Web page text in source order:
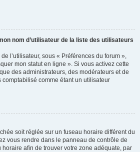
nom d’utilisateur de la liste des utilisateurs
l’utilisateur, sous « Préférences du forum »,
mon statut en ligne ». Si vous activez cette
des administrateurs, des modérateurs et de
comptabilisé comme étant un utilisateur
soit réglée sur un fuseau horaire différent du
vous rendre dans le panneau de contrôle de
horaire afin de trouver votre zone adéquate, par